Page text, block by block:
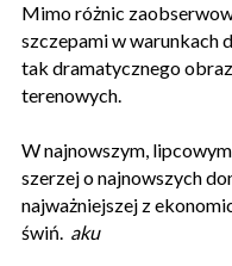
Mimo różnic
szczepami w warunkach
tak dramatycznego
terenowych.
W najnowszym,
szerzej o najnowszych
najważniejszej z
świń. aku